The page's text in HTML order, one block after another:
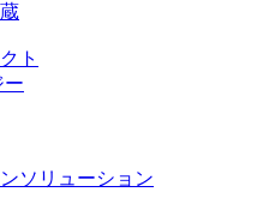
ト
ー
ソリューション